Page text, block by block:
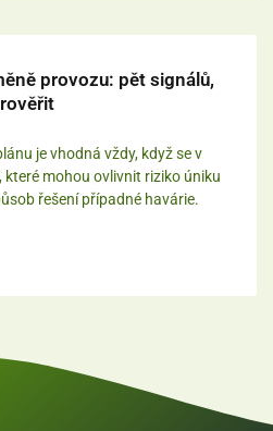
provozu: pět signálů,
je vhodná vždy, když se v
mohou ovlivnit riziko úniku
řešení případné havárie.